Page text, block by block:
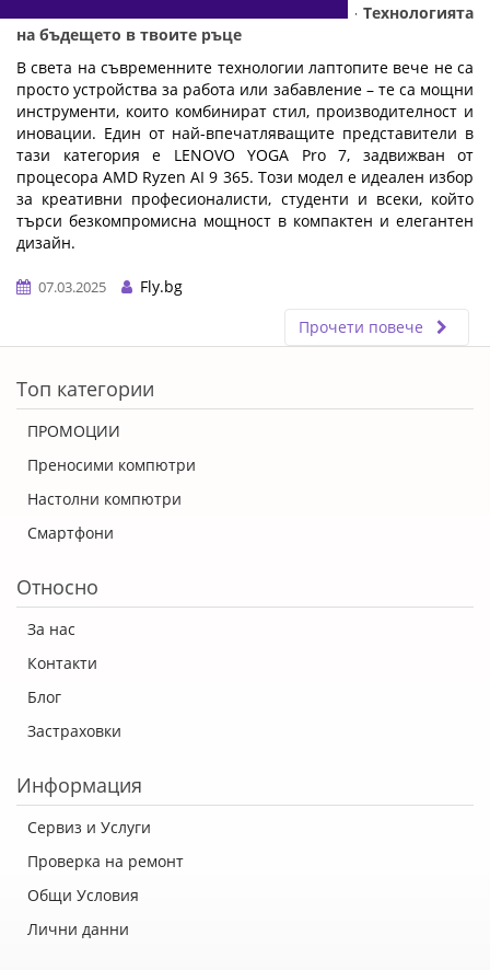
LENOVO YOGA Pro 7 с AMD Ryzen AI 9 365 - Технологията
на бъдещето в твоите ръце
В света на съвременните технологии лаптопите вече не са
просто устройства за работа или забавление – те са мощни
инструменти, които комбинират стил, производителност и
иновации. Един от най-впечатляващите представители в
тази категория е LENOVO YOGA Pro 7, задвижван от
процесора AMD Ryzen AI 9 365. Този модел е идеален избор
за креативни професионалисти, студенти и всеки, който
търси безкомпромисна мощност в компактен и елегантен
дизайн.
…
07.03.2025
Fly.bg
Прочети повече
Топ категории
ПРОМОЦИИ
Преносими компютри
Настолни компютри
Смартфони
Относно
За нас
Контакти
Блог
Застраховки
Информация
Сервиз и Услуги
Проверка на ремонт
Общи Условия
Лични данни